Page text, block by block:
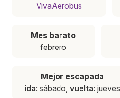
VivaAerobus
Mes barato
febrero
Mejor escapada
ida: sábado, vuelta: jueves